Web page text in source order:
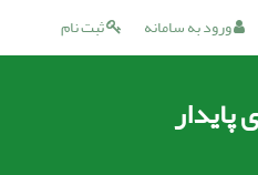
ثبت نام ورود به سامانه